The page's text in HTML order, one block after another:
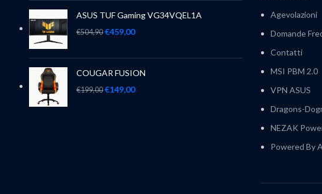
ASUS TUF Gaming VG34VQEL1A
€504,90 €459,00
COUGAR FUSION
€199,00 €149,00
Agevolazioni
Domande
Contatti
MSI PBM 2.0
VPN ASUS
Dragons-
NEZAK
Powered By